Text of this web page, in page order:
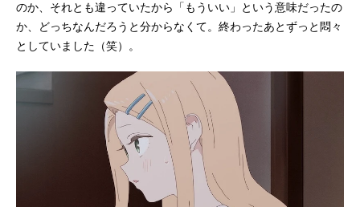
のか、それとも違っていたから「もういい」という意味だったの
か、どっちなんだろうと分からなくて。終わったあとずっと悶々
としていました（笑）。